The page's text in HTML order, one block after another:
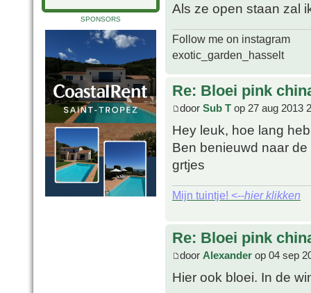
SPONSORS
Als ze open staan zal
Follow me on instagram
exotic_garden_hasselt
Re: Bloei pink
door Sub T op 27 aug 2013
Hey leuk, hoe lang
Ben benieuwd naar de
grtjes
Mijn tuintje! <--hier klikken
Re: Bloei pink
door Alexander op 04 sep
Hier ook bloei. In de